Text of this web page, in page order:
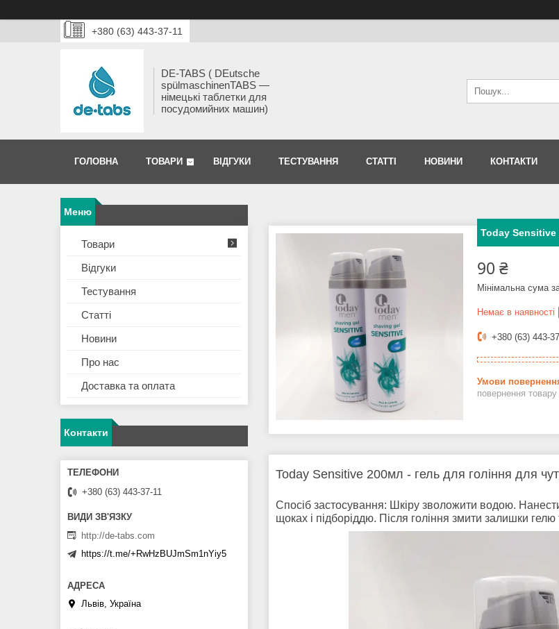
+380 (63) 443-37-11
DE-TABS ( DEutsche
spülmaschinenTABS ―
німецькі таблетки для
посудомийних машин)
ГОЛОВНА ТОВАРИ ВІДГУКИ ТЕСТУВАННЯ СТАТТІ НОВИНИ КОНТАКТИ
Today Sensitive
90 ₴
Мінімальна сума
Немає в наявності
+380 (63) 443-
повернення
Today Sensitive 200мл - гель для гоління для
Спосіб застосування: Шкіру зволожити водою.
щоках і підборіддю. Після гоління змити залишки
Товари
Відгуки
Тестування
Статті
Новини
Про нас
Доставка та оплата
Контакти
+380 (63) 443-37-11
http://de-tabs.com
https://t.me/+RwHzBUJmSm1nYiy5
Львів, Україна